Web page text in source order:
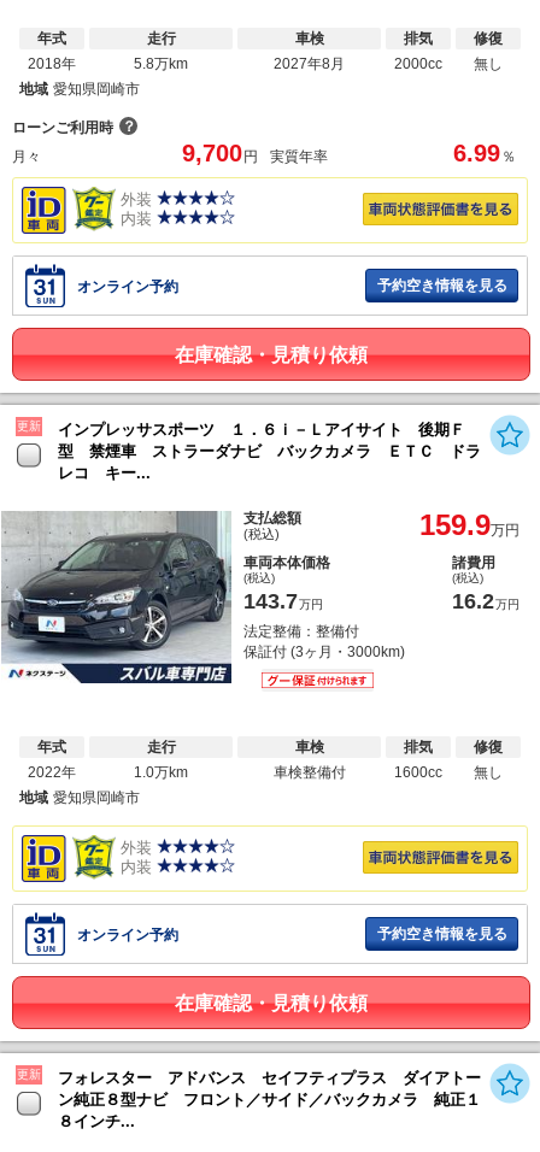
年式
2018年
走行
5.8万km
車検
2027年8月
排気
2000cc
修復
無し
地域 愛知県岡崎市
ローンご利用時 ？
月々
9,700円 実質年率 6.99 ％
外装
内装
オンライン予約 予約空き情報を見る
在庫確認・見積り依頼
更新
インプレッサスポーツ １．６ｉ－Ｌアイサイト 後期Ｆ
型 禁煙車 ストラーダナビ バックカメラ ＥＴＣ ドラ
レコ キー...
支払総額
(税込) 159.9万円
車両本体価格
(税込)
143.7万円
諸費用
(税込)
16.2万円
法定整備：整備付
保証付 (3ヶ月・3000km)
年式
2022年
走行
1.0万km
車検
車検整備付
排気
1600cc
修復
無し
地域 愛知県岡崎市
外装
内装
オンライン予約 予約空き情報を見る
在庫確認・見積り依頼
更新
フォレスター アドバンス セイフティプラス ダイアトー
ン純正８型ナビ フロント／サイド／バックカメラ 純正１
８インチ...